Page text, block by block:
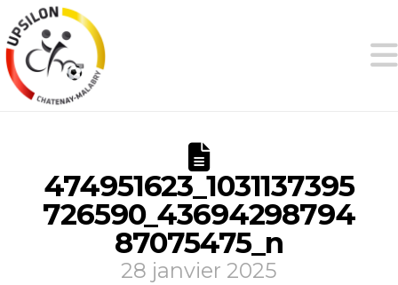
474951623_1031137395
726590_43694298794
87075475_n
28 janvier 2025